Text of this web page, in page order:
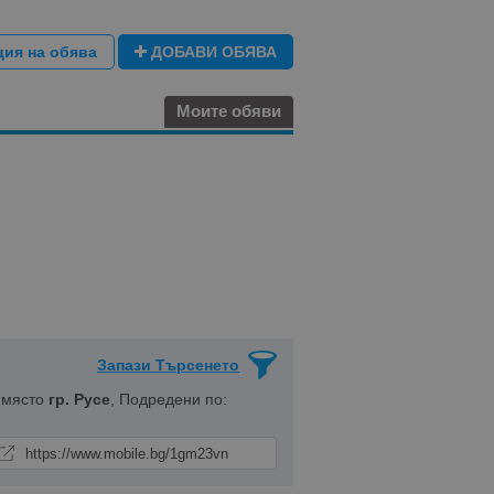
на обява ДОБАВИ ОБЯВА
Моите обяви
Запази Търсенето
гр. Русе, Подредени по: